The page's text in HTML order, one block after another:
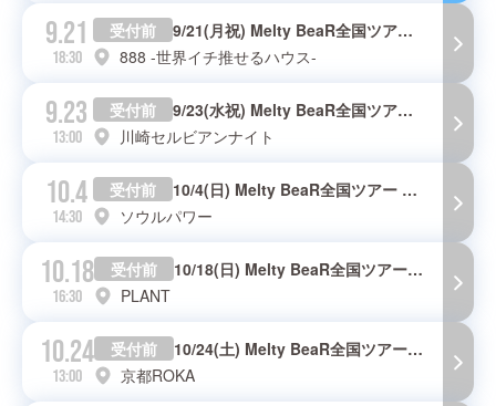
9.21
18:30
受付前
9/21(月祝) Melty BeaR全国ツアー 魔法がかかるとき in 福岡
888 -世界イチ推せるハウス-
9.23
13:00
受付前
9/23(水祝) Melty BeaR全国ツアー 魔法がかかるとき in 神奈川
川崎セルビアンナイト
10.4
14:30
受付前
10/4(日) Melty BeaR全国ツアー 魔法がかかるとき in 富山
ソウルパワー
10.18
16:30
受付前
10/18(日) Melty BeaR全国ツアー 魔法がかかるとき in 北海道
PLANT
10.24
13:00
受付前
10/24(土) Melty BeaR全国ツアー 魔法がかかるとき in 京都
京都ROKA